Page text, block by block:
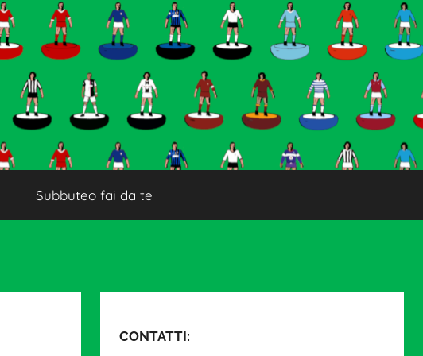
Subbuteo fai da te
CONTATTI: